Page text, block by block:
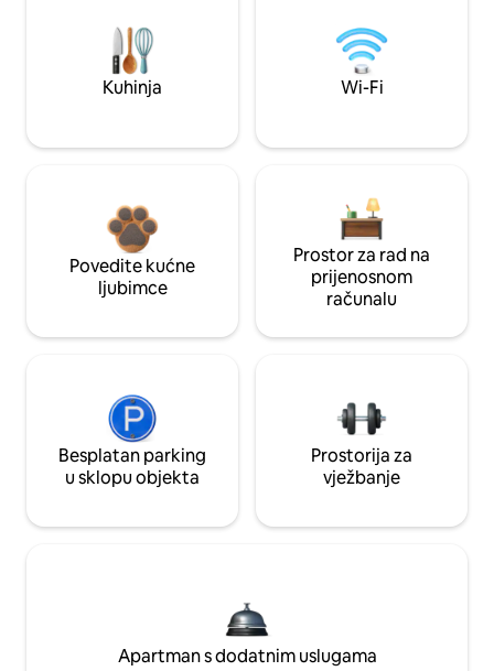
Kuhinja Wi-Fi
Povedite kućne
ljubimce
Prostor za rad na
prijenosnom
računalu
Besplatan parking
u sklopu objekta
Prostorija za
vježbanje
Apartman s dodatnim uslugama